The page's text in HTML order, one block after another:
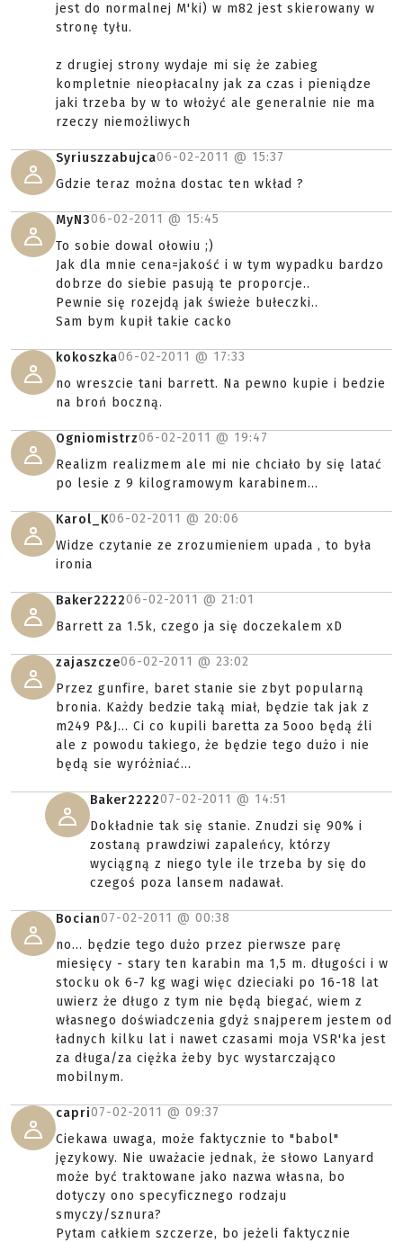
jest do normalnej M'ki) w m82 jest skierowany w
stronę tyłu.
z drugiej strony wydaje mi się że zabieg
kompletnie nieopłacalny jak za czas i pieniądze
jaki trzeba by w to włożyć ale generalnie nie ma
rzeczy niemożliwych
Syriuszzabujca06-02-2011 @ 15:37
Gdzie teraz można dostac ten wkład ?
MyN306-02-2011 @ 15:45
To sobie dowal ołowiu ;)
Jak dla mnie cena=jakość i w tym wypadku bardzo
dobrze do siebie pasują te proporcje..
Pewnie się rozejdą jak świeże bułeczki..
Sam bym kupił takie cacko
kokoszka06-02-2011 @ 17:33
no wreszcie tani barrett. Na pewno kupie i bedzie
na broń boczną.
Ogniomistrz06-02-2011 @ 19:47
Realizm realizmem ale mi nie chciało by się latać
po lesie z 9 kilogramowym karabinem...
Karol_K06-02-2011 @ 20:06
Widze czytanie ze zrozumieniem upada , to była
ironia
Baker222206-02-2011 @ 21:01
Barrett za 1.5k, czego ja się doczekalem xD
zajaszcze06-02-2011 @ 23:02
Przez gunfire, baret stanie sie zbyt popularną
bronia. Każdy bedzie taką miał, będzie tak jak z
m249 P&J... Ci co kupili baretta za 5ooo będą źli
ale z powodu takiego, że będzie tego dużo i nie
będą sie wyróżniać...
Baker222207-02-2011 @ 14:51
Dokładnie tak się stanie. Znudzi się 90% i
zostaną prawdziwi zapaleńcy, którzy
wyciągną z niego tyle ile trzeba by się do
czegoś poza lansem nadawał.
Bocian07-02-2011 @ 00:38
no... będzie tego dużo przez pierwsze parę
miesięcy - stary ten karabin ma 1,5 m. długości i w
stocku ok 6-7 kg wagi więc dzieciaki po 16-18 lat
uwierz że długo z tym nie będą biegać, wiem z
własnego doświadczenia gdyż snajperem jestem od
ładnych kilku lat i nawet czasami moja VSR'ka jest
za długa/za ciężka żeby byc wystarczająco
mobilnym.
capri07-02-2011 @ 09:37
Ciekawa uwaga, może faktycznie to "babol"
językowy. Nie uważacie jednak, że słowo Lanyard
może być traktowane jako nazwa własna, bo
dotyczy ono specyficznego rodzaju
smyczy/sznura?
Pytam całkiem szczerze, bo jeżeli faktycznie